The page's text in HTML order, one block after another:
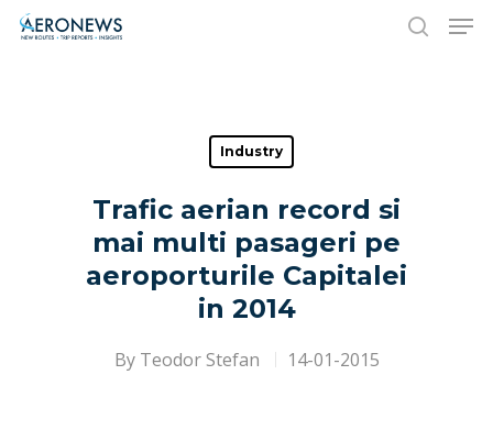
Hit enter to search or ESC to close
Industry
Trafic aerian record si
mai multi pasageri pe
aeroporturile Capitalei
in 2014
By Teodor Stefan 14-01-2015